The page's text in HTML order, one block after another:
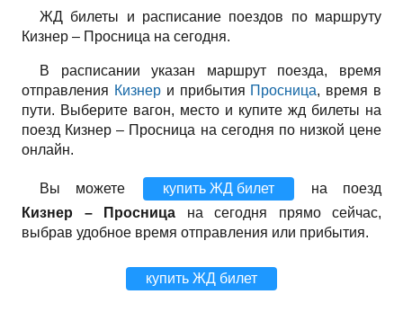
ЖД билеты и расписание поездов по маршруту
Кизнер – Просница на сегодня.
В расписании указан маршрут поезда, время
отправления Кизнери прибытия Просница, время в
пути. Выберите вагон, место и купите жд билеты на
поезд Кизнер – Просница на сегодня по низкой цене
онлайн.
Вы можете купить ЖД билет
на поезд
Кизнер – Просница на сегодня прямо сейчас,
выбрав удобное время отправления или прибытия.
купить ЖД билет